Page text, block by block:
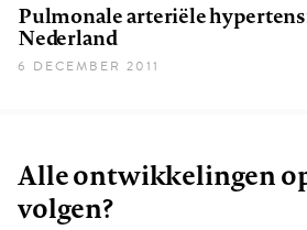
Pulmonale arteriële
Nederland
6 DECEMBER 2011
Alle ontwikkelingen
volgen?